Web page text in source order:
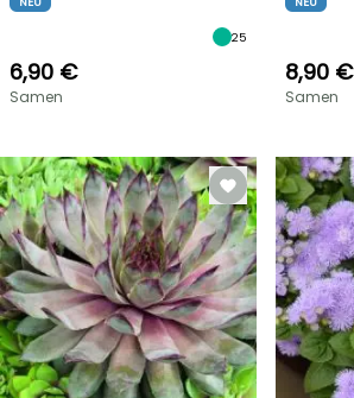
25
6,90 €
Samen
8,90 €
Samen